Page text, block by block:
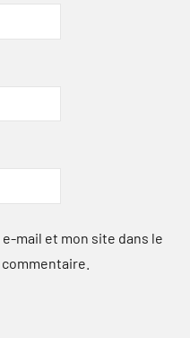
mail et mon site dans le